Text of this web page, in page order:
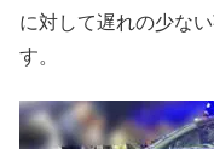
に対して遅れの少な
す。